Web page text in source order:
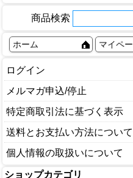
商品検索
ホーム マイペ
ログイン
メルマガ申込/停止
特定商取引法に基づく表示
送料とお支払い方法について
個人情報の取扱いについて
ショップカテゴリ